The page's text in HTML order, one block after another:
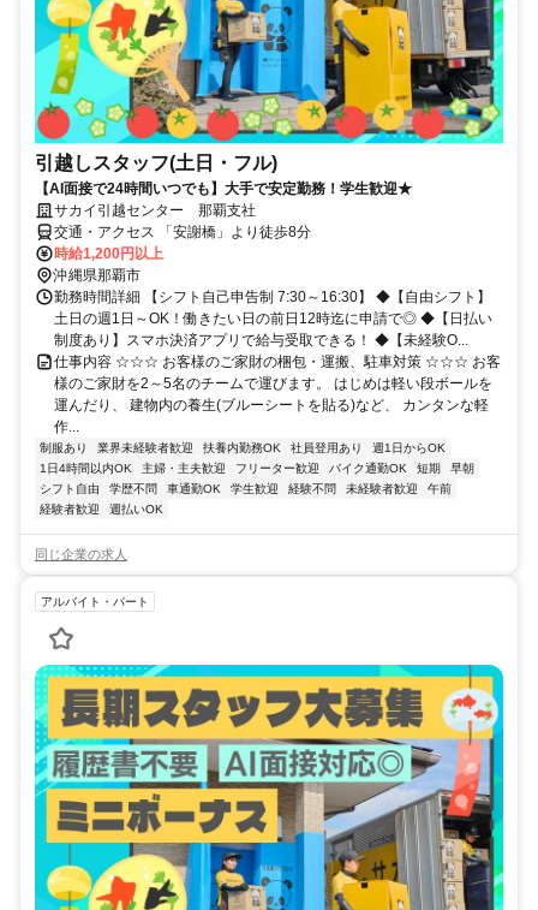
引越しスタッフ(土日・フル)
【AI面接で24時間いつでも】大手で安定勤務！学生歓迎★
サカイ引越センター 那覇支社
交通・アクセス 「安謝橋」より徒歩8分
時給1,200円以上
沖縄県那覇市
勤務時間詳細 【シフト自己申告制 7:30～16:30】 ◆【自由シフト】
土日の週1日～OK！働きたい日の前日12時迄に申請で◎ ◆【日払い
制度あり】スマホ決済アプリで給与受取できる！ ◆【未経験O...
仕事内容 ☆☆☆ お客様のご家財の梱包・運搬、駐車対策 ☆☆☆ お客
様のご家財を2～5名のチームで運びます。 はじめは軽い段ボールを
運んだり、 建物内の養生(ブルーシートを貼る)など、 カンタンな軽
作...
制服あり 業界未経験者歓迎 扶養内勤務OK 社員登用あり
週1日からOK
1日4時間以内OK
主婦・主夫歓迎 フリーター歓迎 バイク通勤OK 短期
早朝
シフト自由
学歴不問 車通勤OK 学生歓迎 経験不問 未経験者歓迎
午前
経験者歓迎
週払いOK
同じ企業の求人
アルバイト・パート